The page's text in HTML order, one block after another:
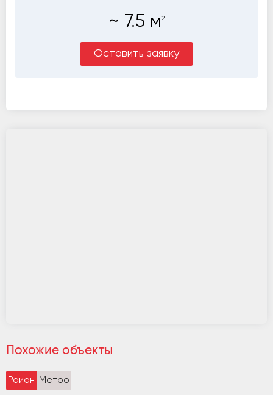
~ 7.5 м 2
Оставить заявку
Похожие объекты
Район Метро